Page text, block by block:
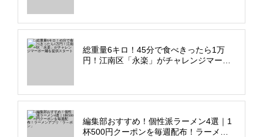
総重量6キロ！45分で食べきったら1万
円！江南区「永楽」がチャレンジマーボ
編集部おすすめ！個性派ラーメン4選｜1
杯500円クーポンを毎週配布！ラーメン